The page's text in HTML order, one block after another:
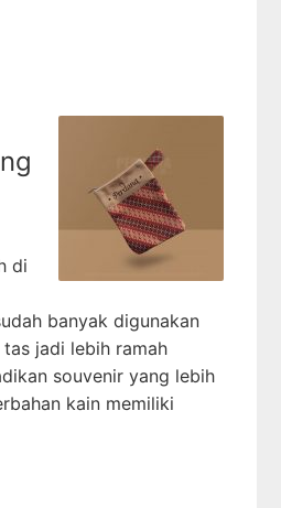
di
banyak digunakan
jadi lebih ramah
souvenir yang lebih
kain memiliki